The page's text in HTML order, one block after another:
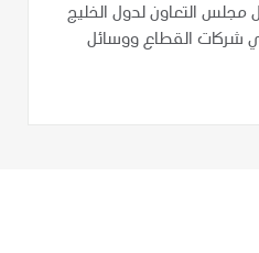
مجلس التعاون لدول الخليج
شركات القطاع ووسائل